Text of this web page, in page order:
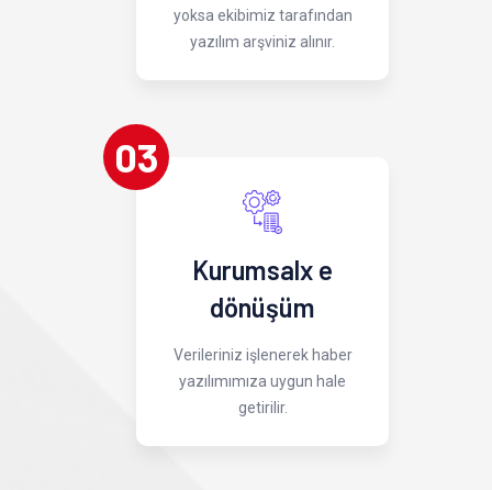
yoksa ekibimiz tarafından
yazılım arşviniz alınır.
03
Kurumsalx e
dönüşüm
Verileriniz işlenerek haber
yazılımımıza uygun hale
getirilir.